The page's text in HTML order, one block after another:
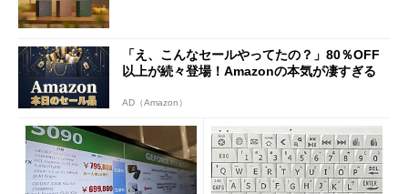
「え、こんなセールやってたの？」80％OFF
以上が続々登場！Amazonの本気が凄すぎる
AD（Amazon）